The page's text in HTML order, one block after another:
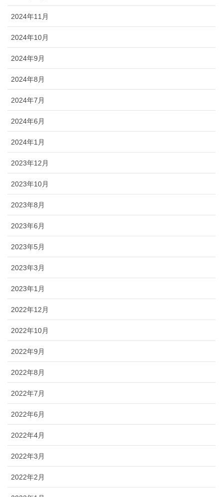
2024年11月
2024年10月
2024年9月
2024年8月
2024年7月
2024年6月
2024年1月
2023年12月
2023年10月
2023年8月
2023年6月
2023年5月
2023年3月
2023年1月
2022年12月
2022年10月
2022年9月
2022年8月
2022年7月
2022年6月
2022年4月
2022年3月
2022年2月